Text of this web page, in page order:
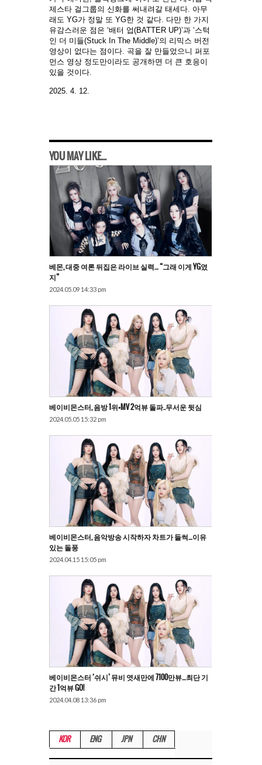
제스타 걸그룹의 신화를 써내려갈 태세다. 아무
래도 YG가 정말 또 YG한 것 같다. 다만 한 가지
유감스러운 점은 ‘배터 업(BATTER UP)’과 ‘스턱
인 더 미들(Stuck In The Middle)’의 리믹스 버전
영상이 없다는 점이다. 곡을 잘 만들었으니 퍼포
먼스 영상 정도만이라도 공개하면 더 큰 호응이
있을 것이다.
2025. 4. 12.
YOU MAY LIKE...
베몬, 대중 여론 뒤집은 라이브 실력… “그래 이게 YG였
지”
2024.05.09 14:33 pm
베이비몬스터, 음방 1위+MV 2억뷰 돌파..무서운 뒷심
2024.05.05 15:32 pm
베이비몬스터, 음악방송 시작하자 차트가 들썩…이유
있는 돌풍
2024.04.15 15:05 pm
베이비몬스터 ‘쉬시’ 뮤비 엿새만에 7100만뷰…최단 기
간 1억뷰 GO!
2024.04.08 13:36 pm
KOR ENG JPN CHN